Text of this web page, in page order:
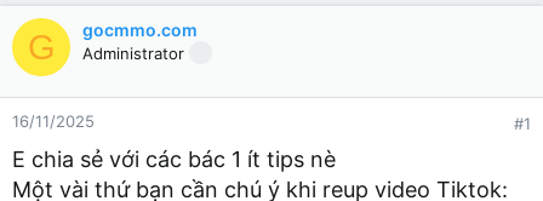
a
d
s
t
a
r
e
r
g
ử
i
ó
G gocmmo.com
Administrator
16/11/2025 #1
E chia sẻ với các bác 1 ít tips nè
Một vài thứ bạn cần chú ý khi reup video Tiktok: